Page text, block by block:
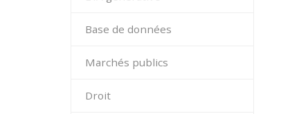
Base de données
Marchés publics
Droit